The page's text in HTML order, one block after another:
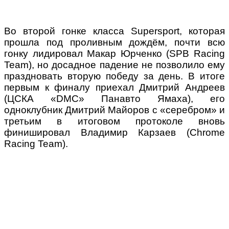
Во второй гонке класса Supersport, которая
прошла под проливным дождём, почти всю
гонку лидировал Макар Юрченко (SPB Racing
Team), но досадное падение не позволило ему
праздновать вторую победу за день. В итоге
первым к финалу приехал Дмитрий Андреев
(ЦСКА «DMC» Панавто Ямаха), его
одноклубник Дмитрий Майоров с «серебром» и
третьим в итоговом протоколе вновь
финишировал Владимир Карзаев (Chrome
Racing Team).